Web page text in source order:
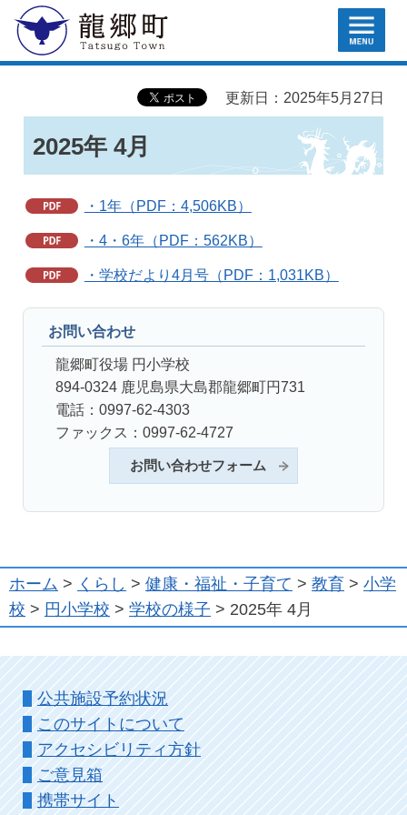
龍郷町 MENU
更新日：2025年5月27日
2025年 4月
・1年（PDF：4,506KB）
・4・6年（PDF：562KB）
・学校だより4月号（PDF：1,031KB）
お問い合わせ
龍郷町役場 円小学校
894-0324 鹿児島県大島郡龍郷町円731
電話：0997-62-4303
ファックス：0997-62-4727
お問い合わせフォーム
ホーム > くらし > 健康・福祉・子育て > 教育 > 小学
校 > 円小学校 > 学校の様子 > 2025年 4月
公共施設予約状況
このサイトについて
アクセシビリティ方針
ご意見箱
携帯サイト